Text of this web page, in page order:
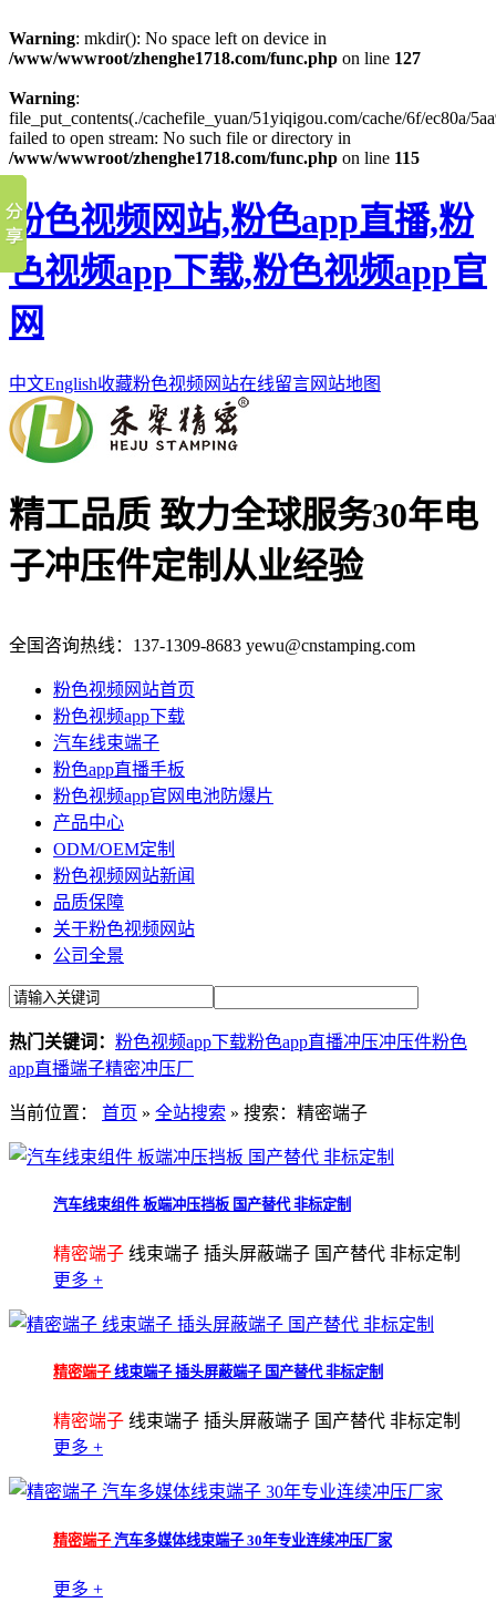
Warning: mkdir(): No space left on device in
/www/wwwroot/zhenghe1718.com/func.php on line 127
Warning:
file_put_contents(./cachefile_yuan/51yiqigou.com/cache/6f/ec80a/
failed to open stream: No such file or directory in
/www/wwwroot/zhenghe1718.com/func.php on line 115
粉色视频网站,粉色app直播,粉
色视频app下载,粉色视频app官
网
中文English收藏粉色视频网站在线留言网站地图
精工品质 致力全球服务30年电
子冲压件定制从业经验
全国咨询热线： 137-1309-8683 yewu@cnstamping.com
粉色视频网站首页
粉色视频app下载
汽车线束端子
粉色app直播手板
粉色视频app官网电池防爆片
产品中心
ODM/OEM定制
粉色视频网站新闻
品质保障
关于粉色视频网站
公司全景
热门关键词： 粉色视频app下载粉色app直播冲压冲压件粉色
app直播端子精密冲压厂
当前位置： 首页 » 全站搜索 » 搜索：精密端子
汽车线束组件 板端冲压挡板 国产替代 非标定制
精密端子 线束端子 插头屏蔽端子 国产替代 非标定制
更多 +
精密端子线束端子 插头屏蔽端子 国产替代 非标定制
精密端子 线束端子 插头屏蔽端子 国产替代 非标定制
更多 +
精密端子汽车多媒体线束端子 30年专业连续冲压厂家
更多 +